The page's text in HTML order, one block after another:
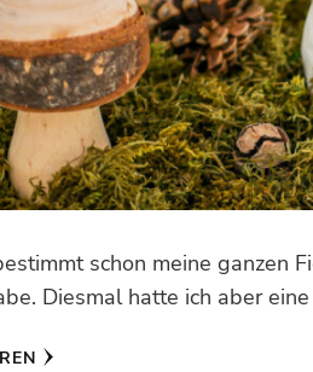
schon meine ganzen
Diesmal hatte ich aber